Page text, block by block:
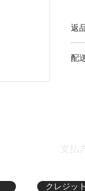
返
品
配
支払
クレジッ